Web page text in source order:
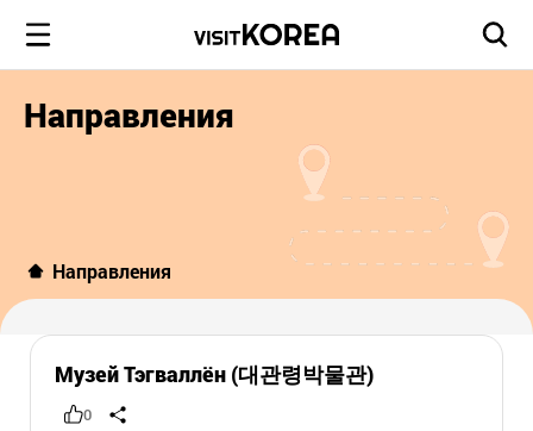
Направления
Направления
Музей Тэгваллён (대관령박물관)
0